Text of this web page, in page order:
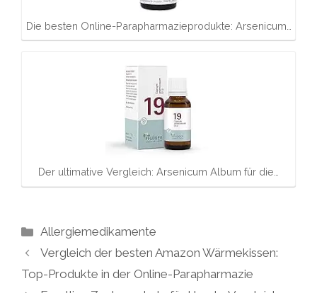
Die besten Online-Parapharmazieprodukte: Arsenicum…
Der ultimative Vergleich: Arsenicum Album für die…
Kategorien
Allergiemedikamente
Vergleich der besten Amazon Wärmekissen:
Top-Produkte in der Online-Parapharmazie